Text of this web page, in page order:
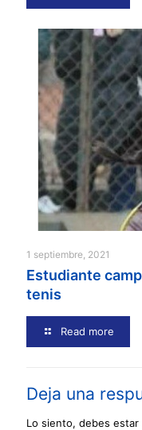
1 septiembre, 2021
Estudiante
tenis
Read more
Deja una
Lo siento, debes estar